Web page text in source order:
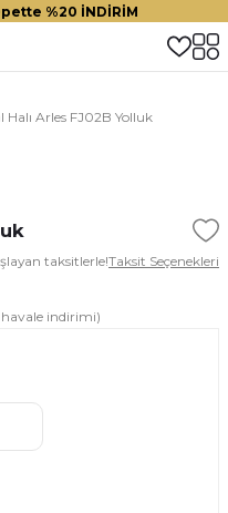
%20 İNDİRİM
Halı Arles FJ02B Yolluk
taksitlerle!Taksit Seçenekleri
havale indirimi)